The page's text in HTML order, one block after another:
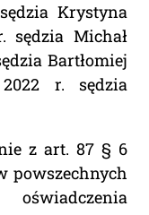
Krystyna
sędzia Michał
Bartłomiej
r. sędzia
z art. 87 § 6
powszechnych